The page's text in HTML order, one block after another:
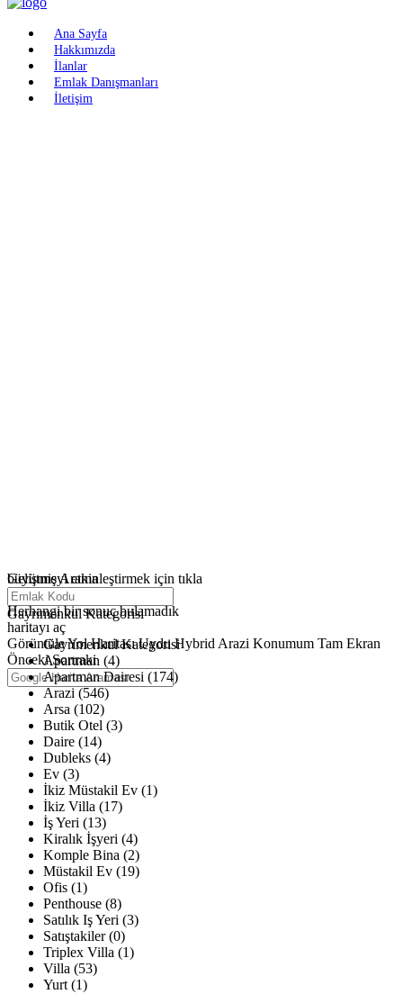
Ana Sayfa
Hakkımızda
İlanlar
Emlak Danışmanları
İletişim
büyütmeyi etkinleştirmek için tıkla
Haritalar yükleniyor
Herhangi bir sonuç bulamadık
haritayı aç
GörüntüleYol Haritası Uydu Hybrid Arazi Konumum Tam Ekran
Önceki Sonraki
Gelişmiş Arama
Gayrimenkul Kategorisi
Gayrimenkul Kategorisi
Apartman (4)
Apartman Dairesi (174)
Arazi (546)
Arsa (102)
Butik Otel (3)
Daire (14)
Dubleks (4)
Ev (3)
İkiz Müstakil Ev (1)
İkiz Villa (17)
İş Yeri (13)
Kiralık İşyeri (4)
Komple Bina (2)
Müstakil Ev (19)
Ofis (1)
Penthouse (8)
Satılık Iş Yeri (3)
Satıştakiler (0)
Triplex Villa (1)
Villa (53)
Yurt (1)